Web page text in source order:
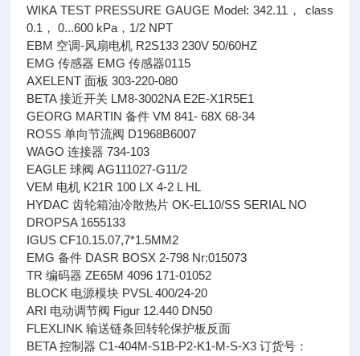
WIKA TEST PRESSURE GAUGE Model: 342.11， class
0.1， 0...600 kPa，1/2 NPT
EBM 空调-风扇电机 R2S133 230V 50/60HZ
EMG 传感器 EMG 传感器0115
AXELENT 面板 303-220-080
BETA 接近开关 LM8-3002NA E2E-X1R5E1
GEORG MARTIN 备件 VM 841- 68X 68-34
ROSS 单向节流阀 D1968B6007
WAGO 连接器 734-103
EAGLE 球阀 AG111027-G11/2
VEM 电机 K21R 100 LX 4-2 L HL
HYDAC 齿轮箱油冷散热片 OK-EL10/SS SERIAL NO
DROPSA 1655133
IGUS CF10.15.07,7*1.5MM2
EMG 备件 DASR BOSX 2-798 Nr:015073
TR 编码器 ZE65M 4096 171-01052
BLOCK 电源模块 PVSL 400/24-20
ARI 电动调节阀 Figur 12.440 DN50
FLEXLINK 输送链条回转轮保护板反面
BETA 控制器 C1-404M-S1B-P2-K1-M-S-X3 订货号：